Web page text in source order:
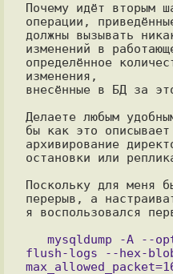
Почему идёт вторым
операции,
должны вызывать
изменений в
определённое
изменения,
внесённые в БД за
Делаете любым
бы как это
архивирование
остановки или
Поскольку для меня
перерыв, а
я воспользовался
flush-logs --hex-